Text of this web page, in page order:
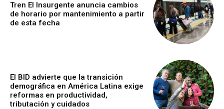
Tren El Insurgente anuncia cambios
de horario por mantenimiento a partir
de esta fecha
El BID advierte que la transición
demográfica en América Latina exige
reformas en productividad,
tributación y cuidados